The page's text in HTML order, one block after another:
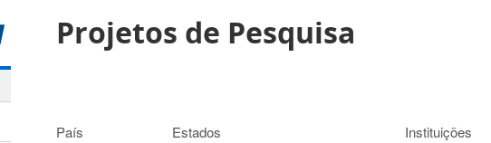
Projetos de Pesquisa
País Estados Instituições